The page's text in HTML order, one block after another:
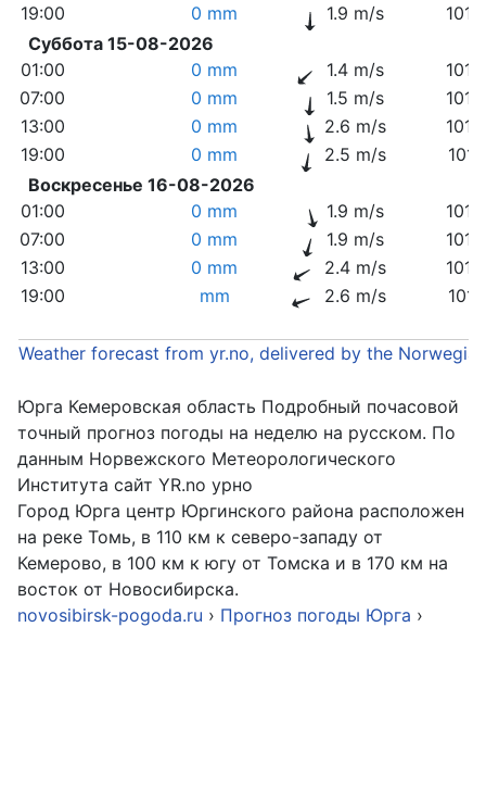
19:00
0 mm 1.9 m/s
Суббота 15-08-2026
01:00
0 mm 1.4 m/s
07:00
0 mm 1.5 m/s
13:00
0 mm 2.6 m/s
19:00
0 mm 2.5 m/s
Воскресенье 16-08-2026
01:00
0 mm 1.9 m/s
07:00
0 mm 1.9 m/s
13:00
0 mm 2.4 m/s
19:00
mm 2.6 m/s
Weather forecast from yr.no, delivered by the
Юрга Кемеровская область Подробный почасовой
точный прогноз погоды на неделю на русском. По
данным Норвежского Метеорологического
Института сайт YR.no урно
Город Юрга центр Юргинского района расположен
на реке Томь, в 110 км к северо-западу от
Кемерово, в 100 км к югу от Томска и в 170 км на
восток от Новосибирска.
novosibirsk-pogoda.ru › Прогноз погоды Юрга ›